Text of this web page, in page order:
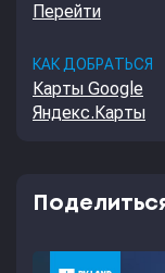
Перейти
КАК ДОБРАТЬСЯ
Карты Google
Яндекс.Карты